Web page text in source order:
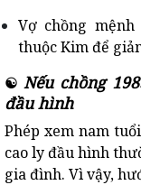
Vợ chồng
thuộc Kim để
☯ Nếu chồng
đầu hình
Phép xem nam
cao ly đầu hình
gia đình. Vì vậy,